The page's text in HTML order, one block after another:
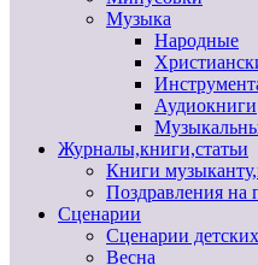
Музыка
Народные
Аудиокниги
Журналы,книги,статьи
Книги
Поздравления на
Сценарии
Сценарии
Весна